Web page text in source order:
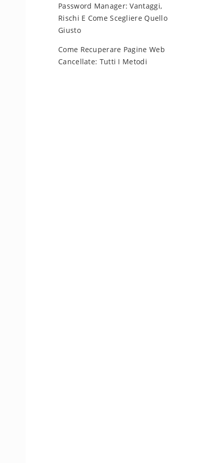
Password Manager: Vantaggi,
Rischi E Come Scegliere Quello
Giusto
Come Recuperare Pagine Web
Cancellate: Tutti I Metodi